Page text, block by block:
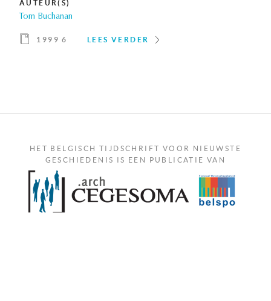
AUTEUR(S)
Tom Buchanan
1999 6 LEES VERDER
HET BELGISCH TIJDSCHRIFT VOOR NIEUWSTE
GESCHIEDENIS IS EEN PUBLICATIE VAN